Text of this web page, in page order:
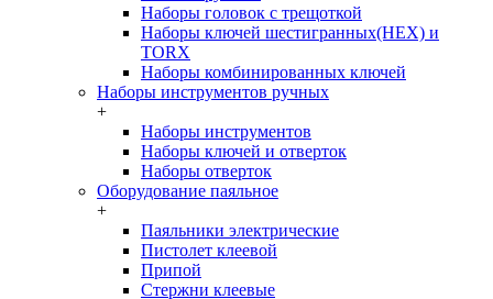
Наборы головок c трещоткой
Наборы ключей шестигранных(HEX) и
TORX
Наборы комбинированных ключей
Наборы инструментов ручных
+
Наборы инструментов
Наборы ключей и отверток
Наборы отверток
Оборудование паяльное
+
Паяльники электрические
Пистолет клеевой
Припой
Стержни клеевые